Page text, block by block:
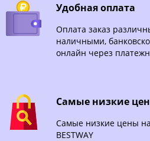
Удобная оплата
Оплата заказ
наличными,
онлайн через
Самые низкие
Самые низкие цены
BESTWAY